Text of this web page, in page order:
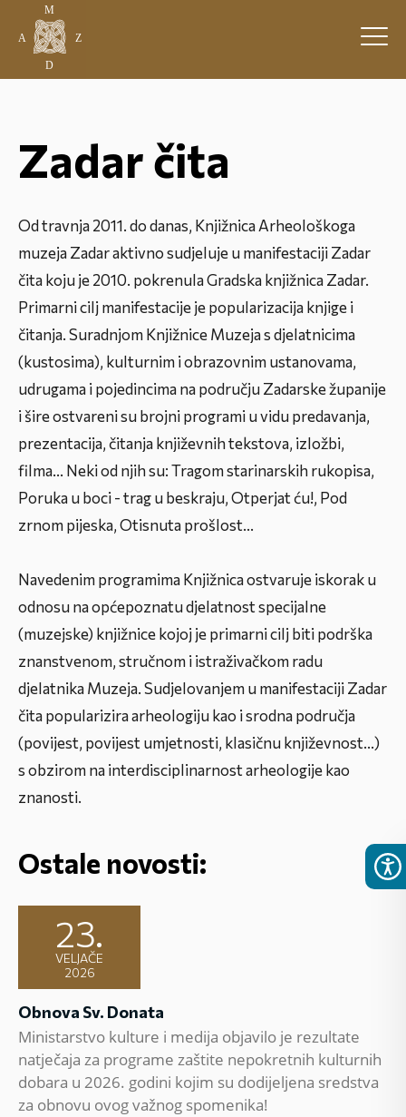
Zadar čita
Od travnja 2011. do danas, Knjižnica Arheološkoga
muzeja Zadar aktivno sudjeluje u manifestacijiZadar
čitakoju je 2010. pokrenula Gradska knjižnica Zadar.
Primarni cilj manifestacije je popularizacija knjige i
čitanja. Suradnjom Knjižnice Muzeja s djelatnicima
(kustosima), kulturnim i obrazovnim ustanovama,
udrugama i pojedincima na području Zadarske županije
i šire ostvareni su brojni programi u vidu predavanja,
prezentacija, čitanja književnih tekstova, izložbi,
filma... Neki od njih su:Tragom starinarskih rukopisa,
Poruka u boci - trag u beskraju,Otperjat ću!, Pod
zrnom pijeska, Otisnuta prošlost...
Navedenim programima Knjižnica ostvaruje iskorak u
odnosu na općepoznatu djelatnost specijalne
(muzejske) knjižnice kojoj je primarni cilj biti podrška
znanstvenom, stručnom i istraživačkom radu
djelatnika Muzeja. Sudjelovanjem u manifestacijiZadar
čitapopularizira arheologiju kao i srodna područja
(povijest, povijest umjetnosti, klasičnu književnost...)
s obzirom na interdisciplinarnost arheologije kao
znanosti.
Ostale novosti:
23.
VELJAČE
2026
Obnova Sv. Donata
Ministarstvo kulture i medija objavilo je rezultate
natječaja za programe zaštite nepokretnih kulturnih
dobara u 2026. godini kojim su dodijeljena sredstva
za obnovu ovog važnog spomenika!